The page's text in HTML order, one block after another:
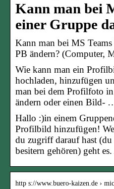
Kann man bei
einer Gruppe
Kann man bei MS
PB ändern? (Computer,
Wie kann man ein
hochladen, hinzufügen
man bei dem Profilfoto
ändern oder einen Bild-
Hallo :)in einem
Profilbild hinzufügen!
du zugriff darauf hast
besitern gehören) geht
http s://www.buero-kaizen.de ›